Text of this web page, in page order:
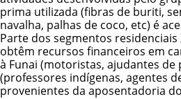
prima utilizada (fibras de buriti,
navalha, palhas de coco, etc) é
Parte dos segmentos
obtêm recursos financeiros em
à Funai (motoristas, ajudantes de
(professores indígenas, agentes
provenientes da aposentadoria